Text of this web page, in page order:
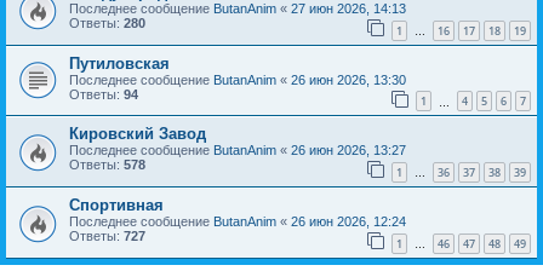
Последнее сообщение ButanAnim « 27 июн 2026, 14:13
Ответы: 280 1 … 16 17 18 19
Путиловская
Последнее сообщение ButanAnim « 26 июн 2026, 13:30
Ответы: 94 1 4 5 6 7
Кировский Завод
Последнее сообщение ButanAnim « 26 июн 2026, 13:27
Ответы: 578 1 … 36 37 38 39
Спортивная
Последнее сообщение ButanAnim « 26 июн 2026, 12:24
Ответы: 727 1 46 47 48 49